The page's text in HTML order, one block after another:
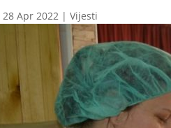
28 Apr 2022 |Vijesti